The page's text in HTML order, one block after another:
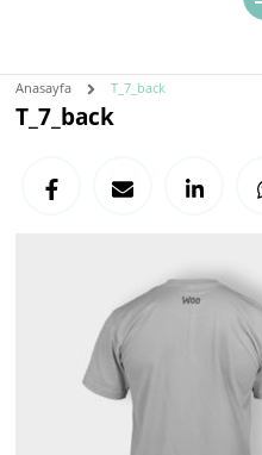
Anasayfa T_7_back
T_7_back